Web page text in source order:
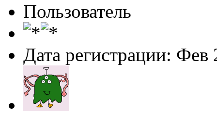
Пользователь
Дата регистрации: Фев